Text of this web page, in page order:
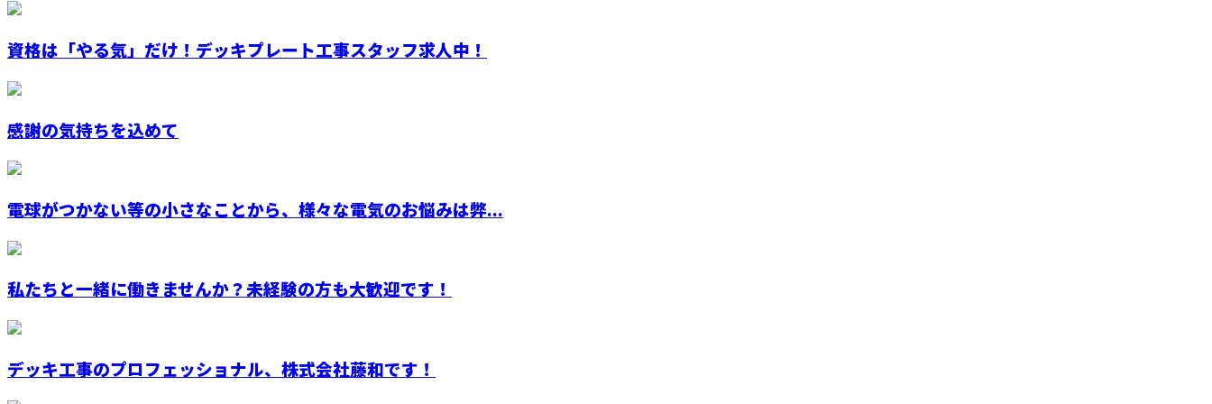
資格は「やる気」だけ！デッキプレート工事スタッフ求人中！
感謝の気持ちを込めて
電球がつかない等の小さなことから、様々な電気のお悩みは弊...
私たちと一緒に働きませんか？未経験の方も大歓迎です！
デッキ工事のプロフェッショナル、株式会社藤和です！